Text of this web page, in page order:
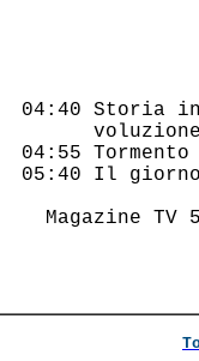
04:40 Storia
04:55
05:40 Il
Magazine TV